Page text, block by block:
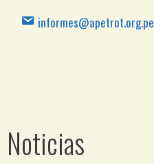
informes@apetrot.org.pe
Noticias